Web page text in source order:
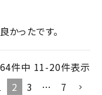
かったです。
64件中 11-20件表示
2 3 … 7